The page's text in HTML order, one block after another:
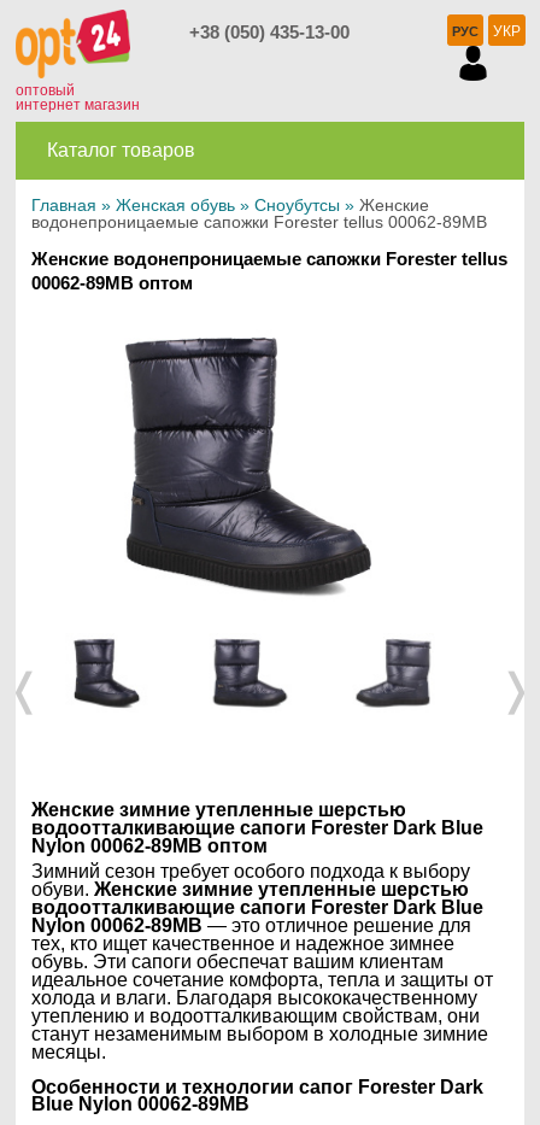
оптовый
интернет магазин
+38 (050) 435-13-00 РУС УКР
Каталог товаров
Главная » Женская обувь » Сноубутсы » Женские
водонепроницаемые сапожки Forester tellus 00062-89MB
Женские водонепроницаемые сапожки Forester tellus
00062-89MB оптом
❬ ❭
Женские зимние утепленные шерстью
водоотталкивающие сапоги Forester Dark Blue
Nylon 00062-89MB оптом
Зимний сезон требует особого подхода к выбору
обуви.Женские зимние утепленные шерстью
водоотталкивающие сапоги Forester Dark Blue
Nylon 00062-89MB — это отличное решение для
тех, кто ищет качественное и надежное зимнее
обувь. Эти сапоги обеспечат вашим клиентам
идеальное сочетание комфорта, тепла и защиты от
холода и влаги. Благодаря высококачественному
утеплению и водоотталкивающим свойствам, они
станут незаменимым выбором в холодные зимние
месяцы.
Особенности и технологии сапог Forester Dark
Blue Nylon 00062-89MB